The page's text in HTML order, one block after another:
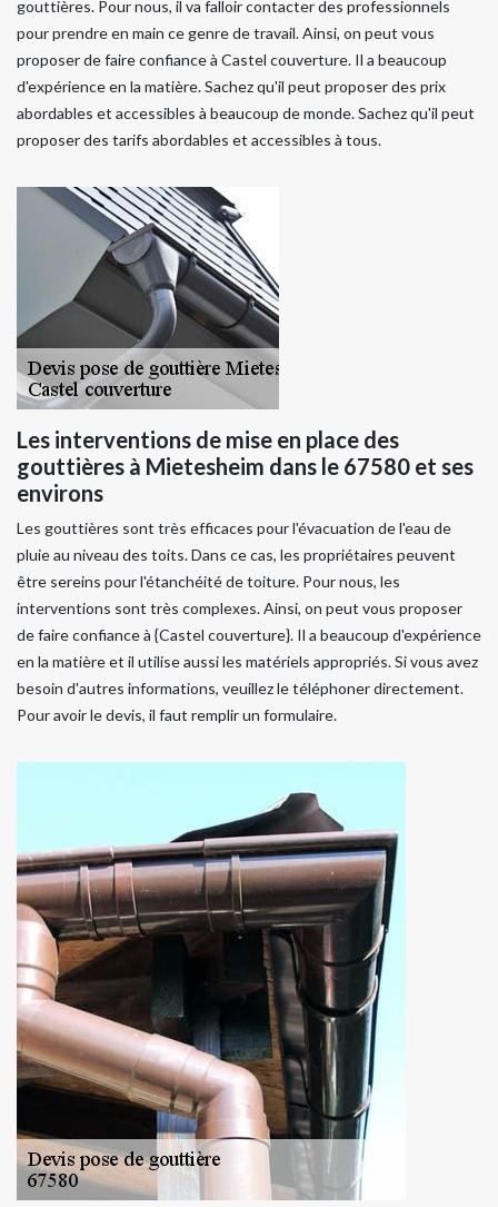
gouttières. Pour nous, il va falloir contacter des professionnels
pour prendre en main ce genre de travail. Ainsi, on peut vous
proposer de faire confiance à Castel couverture. Il a beaucoup
d'expérience en la matière. Sachez qu'il peut proposer des prix
abordables et accessibles à beaucoup de monde. Sachez qu'il peut
proposer des tarifs abordables et accessibles à tous.
Les interventions de mise en place des
gouttières à Mietesheim dans le 67580 et ses
environs
Les gouttières sont très efficaces pour l'évacuation de l'eau de
pluie au niveau des toits. Dans ce cas, les propriétaires peuvent
être sereins pour l'étanchéité de toiture. Pour nous, les
interventions sont très complexes. Ainsi, on peut vous proposer
de faire confiance à {Castel couverture}. Il a beaucoup d'expérience
en la matière et il utilise aussi les matériels appropriés. Si vous avez
besoin d'autres informations, veuillez le téléphoner directement.
Pour avoir le devis, il faut remplir un formulaire.